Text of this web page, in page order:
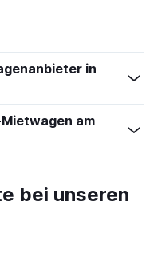
in
am
bei unseren